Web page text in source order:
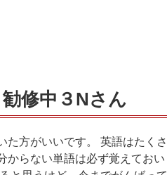
修中３Nさん
た方がいいです。 英語はたくさ
からない単語は必ず覚えておい